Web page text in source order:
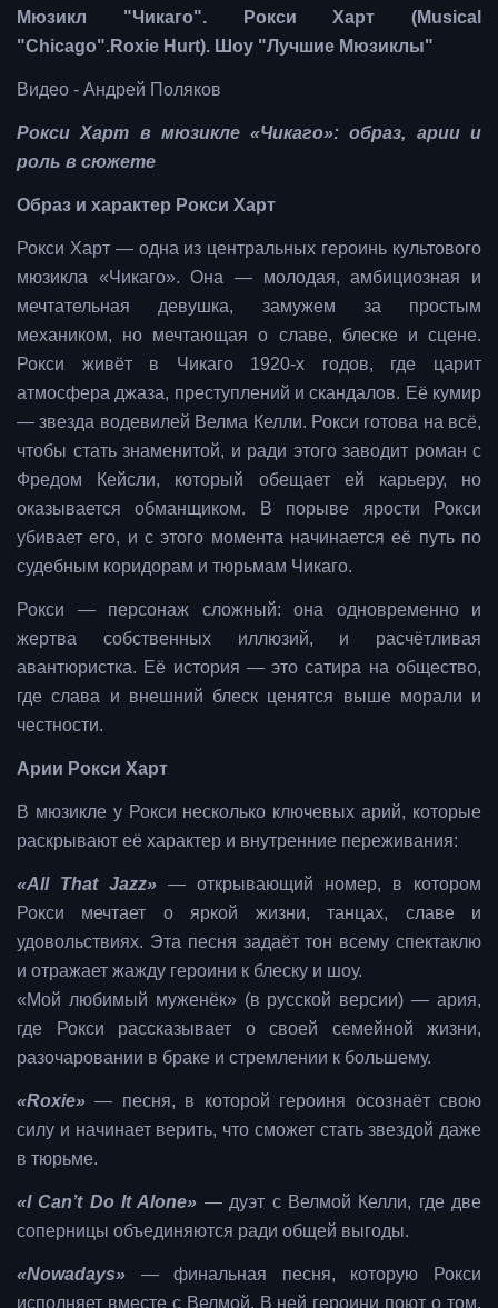
Мюзикл "Чикаго". Рокси Харт (Musical
"Chicago".Roxie Hurt). Шоу "Лучшие Мюзиклы"
Видео - Андрей Поляков
Рокси Харт в мюзикле «Чикаго»: образ, арии и
роль в сюжете
Образ и характер Рокси Харт
Рокси Харт — одна из центральных героинь культового
мюзикла «Чикаго». Она — молодая, амбициозная и
мечтательная девушка, замужем за простым
механиком, но мечтающая о славе, блеске и сцене.
Рокси живёт в Чикаго 1920-х годов, где царит
атмосфера джаза, преступлений и скандалов. Её кумир
— звезда водевилей Велма Келли. Рокси готова на всё,
чтобы стать знаменитой, и ради этого заводит роман с
Фредом Кейсли, который обещает ей карьеру, но
оказывается обманщиком. В порыве ярости Рокси
убивает его, и с этого момента начинается её путь по
судебным коридорам и тюрьмам Чикаго.
Рокси — персонаж сложный: она одновременно и
жертва собственных иллюзий, и расчётливая
авантюристка. Её история — это сатира на общество,
где слава и внешний блеск ценятся выше морали и
честности.
Арии Рокси Харт
В мюзикле у Рокси несколько ключевых арий, которые
раскрывают её характер и внутренние переживания:
«All That Jazz» — открывающий номер, в котором
Рокси мечтает о яркой жизни, танцах, славе и
удовольствиях. Эта песня задаёт тон всему спектаклю
и отражает жажду героини к блеску и шоу.
«Мой любимый муженёк» (в русской версии) — ария,
где Рокси рассказывает о своей семейной жизни,
разочаровании в браке и стремлении к большему.
«Roxie» — песня, в которой героиня осознаёт свою
силу и начинает верить, что сможет стать звездой даже
в тюрьме.
«I Can’t Do It Alone» — дуэт с Велмой Келли, где две
соперницы объединяются ради общей выгоды.
«Nowadays» — финальная песня, которую Рокси
исполняет вместе с Велмой. В ней героини поют о том,